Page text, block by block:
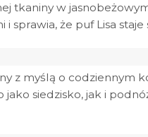
tkaniny w
i sprawia, że puf Lisa
z myślą o codziennym
siedzisko, jak i